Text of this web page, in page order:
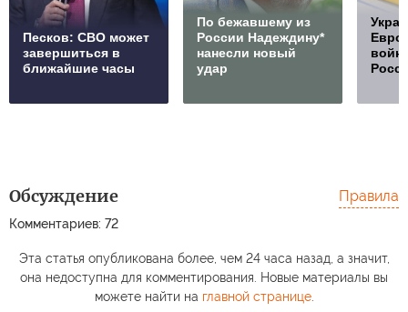
Песков: СВО может
завершиться в
ближайшие часы
По бежавшему из
России Надеждину*
нанесли новый
удар
Обсуждение
Комментариев: 72
Правила
Эта статья опубликована более, чем 24 часа назад, а значит,
она недоступна для комментирования. Новые материалы вы
можете найти на главной странице.